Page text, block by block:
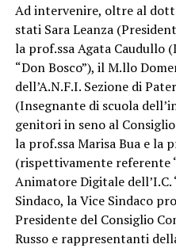
Ad intervenire, oltre al
stati Sara Leanza
la prof.ssa Agata Caudullo
“Don Bosco”), il M.llo
dell’A.N.F.I. Sezione di
(Insegnante di scuola
genitori in seno al
la prof.ssa Marisa Bua e la
(rispettivamente referente
Animatore Digitale dell’I.C.
Sindaco, la Vice Sindaco
Presidente del Consiglio
Russo e rappresentanti